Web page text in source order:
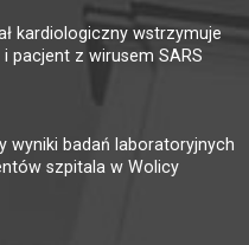
kardiologiczny wstrzymuje
pacjent z wirusem SARS
wyniki badań laboratoryjnych
szpitala w Wolicy